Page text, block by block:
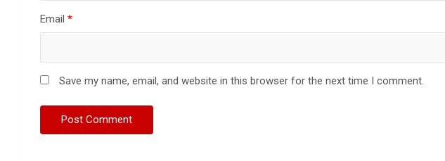
Email *
Save my name, email, and website in this browser for the next time I comment.